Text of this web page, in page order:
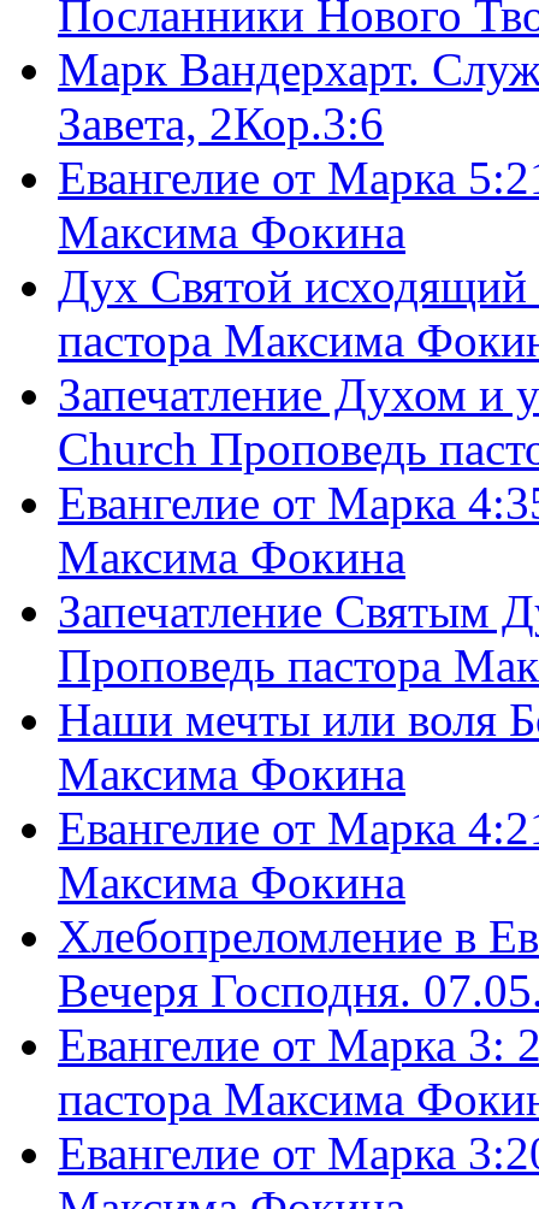
Посланники Нового
Марк Вандерхарт.
Завета, 2Кор.3:6
Евангелие от Марка
Максима Фокина
Дух Святой
пастора Максима
Запечатление Духом и
Church Проповедь
Евангелие от Марка
Максима Фокина
Запечатление Святым
Проповедь пастора
Наши мечты или воля
Максима Фокина
Евангелие от Марка
Максима Фокина
Хлебопреломление в
Вечеря Господня.
Евангелие от Марка 3:
пастора Максима
Евангелие от Марка